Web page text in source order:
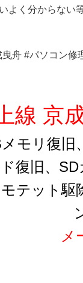
よく分からない
舟 #パソコン
線 京
モリ復旧
ド復旧、
テット駆
メ